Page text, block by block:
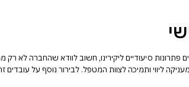
סיעודיים ליקירינו, חשוב לוודא שהחברה לא רק
ליווי ותמיכה לצוות המטפל. לבירור נוסף על עובדים